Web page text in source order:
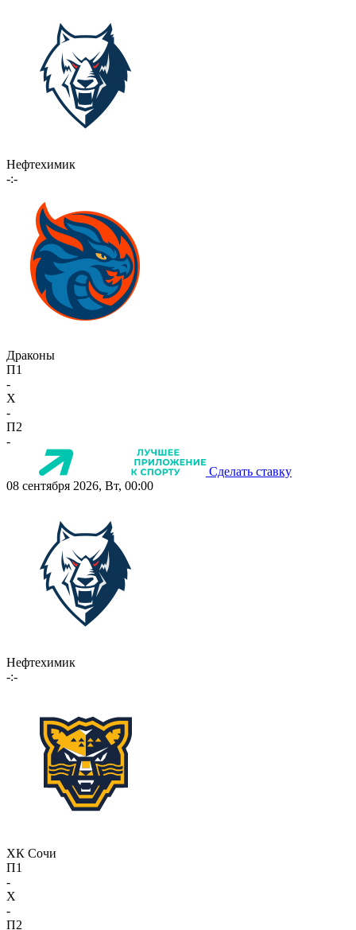
Нефтехимик
-:-
Драконы
П1
-
X
-
П2
-
Сделать ставку
08 сентября 2026, Вт, 00:00
Нефтехимик
-:-
ХК Сочи
П1
-
X
-
П2